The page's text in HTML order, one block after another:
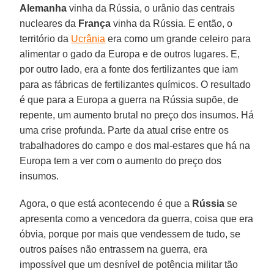
Alemanha vinha da Rússia, o urânio das centrais
nucleares da França vinha da Rússia. E então, o
território da Ucrânia era como um grande celeiro para
alimentar o gado da Europa e de outros lugares. E,
por outro lado, era a fonte dos fertilizantes que iam
para as fábricas de fertilizantes químicos. O resultado
é que para a Europa a guerra na Rússia supõe, de
repente, um aumento brutal no preço dos insumos. Há
uma crise profunda. Parte da atual crise entre os
trabalhadores do campo e dos mal-estares que há na
Europa tem a ver com o aumento do preço dos
insumos.
Agora, o que está acontecendo é que a Rússia se
apresenta como a vencedora da guerra, coisa que era
óbvia, porque por mais que vendessem de tudo, se
outros países não entrassem na guerra, era
impossível que um desnível de potência militar tão